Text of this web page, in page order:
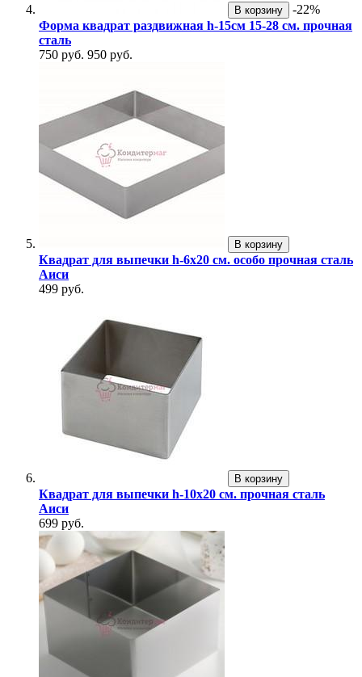
В корзину
-22%
Форма квадрат раздвижная h-15см 15-28 см. прочная
сталь
750 руб. 950 руб.
В корзину
Квадрат для выпечки h-6х20 см. особо прочная сталь
Аиси
499 руб.
В корзину
Квадрат для выпечки h-10х20 см. прочная сталь
Аиси
699 руб.